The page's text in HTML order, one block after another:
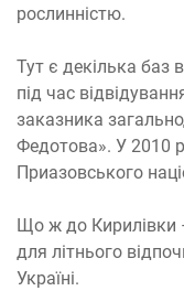
рослинністю.
Тут є декілька баз
під час
заказника
Федотова». У 2010
Приазовського
Що ж до Кирилівки
для літнього
Україні.